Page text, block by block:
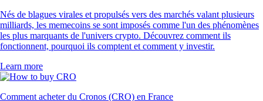
Nés de blagues virales et propulsés vers des marchés valant plusieurs
milliards, les memecoins se sont imposés comme l'un des phénomènes
les plus marquants de l'univers crypto. Découvrez comment ils
fonctionnent, pourquoi ils comptent et comment y investir.
Learn more
Comment acheter du Cronos (CRO) en France